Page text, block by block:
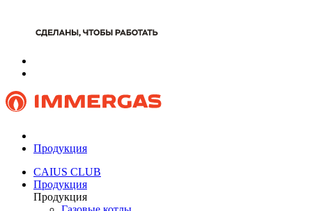
Продукция
CAIUS CLUB
Продукция
Продукция